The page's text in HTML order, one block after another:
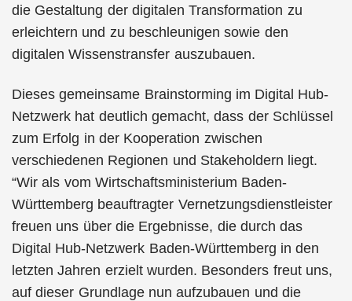
die Gestaltung der digitalen Transformation zu
erleichtern und zu beschleunigen sowie den
digitalen Wissenstransfer auszubauen.
Dieses gemeinsame Brainstorming im Digital Hub-
Netzwerk hat deutlich gemacht, dass der Schlüssel
zum Erfolg in der Kooperation zwischen
verschiedenen Regionen und Stakeholdern liegt.
“Wir als vom Wirtschaftsministerium Baden-
Württemberg beauftragter Vernetzungsdienstleister
freuen uns über die Ergebnisse, die durch das
Digital Hub-Netzwerk Baden-Württemberg in den
letzten Jahren erzielt wurden. Besonders freut uns,
auf dieser Grundlage nun aufzubauen und die